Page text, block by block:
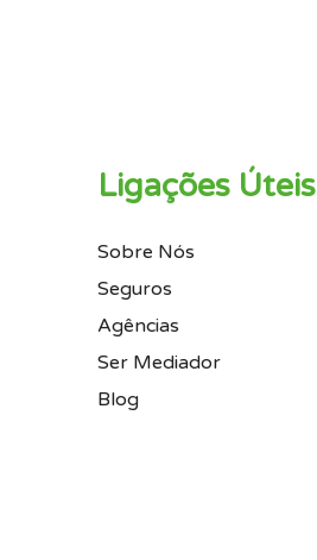
Ligações Úteis
Sobre Nós
Seguros
Agências
Ser Mediador
Blog